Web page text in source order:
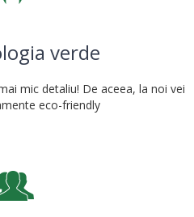
verde
mic detaliu! De aceea, la noi vei
eco-friendly